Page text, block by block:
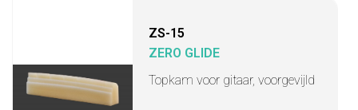
ZS-15
ZERO GLIDE
Topkam voor gitaar, voorgevijld